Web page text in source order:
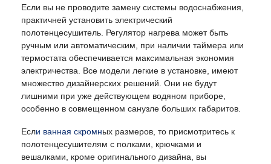
Если вы не проводите замену системы водоснабжения,
практичней установить электрический
полотенцесушитель. Регулятор нагрева может быть
ручным или автоматическим, при наличии таймера или
термостата обеспечивается максимальная экономия
электричества. Все модели легкие в установке, имеют
множество дизайнерских решений. Они не будут
лишними при уже действующем водяном приборе,
особенно в совмещенном санузле больших габаритов.
Если ванная скромных размеров, то присмотритесь к
полотенцесушителям с полками, крючками и
вешалками, кроме оригинального дизайна, вы